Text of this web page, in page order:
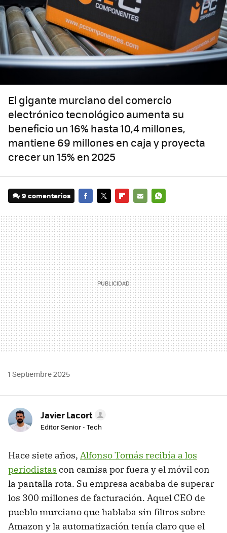
El gigante murciano del comercio
electrónico tecnológico aumenta su
beneficio un 16% hasta 10,4 millones,
mantiene 69 millones en caja y proyecta
crecer un 15% en 2025
9 comentarios
MAIL
1 Septiembre 2025
Javier Lacort
Editor Senior - Tech
Hace siete años, Alfonso Tomás recibía a los
periodistas con camisa por fuera y el móvil con
la pantalla rota. Su empresa acababa de superar
los 300 millones de facturación. Aquel CEO de
pueblo murciano que hablaba sin filtros sobre
Amazon y la automatización tenía claro que el